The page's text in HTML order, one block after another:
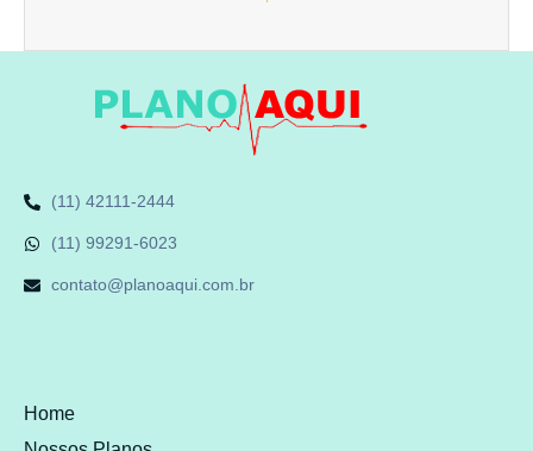
(11) 42111-2444
(11) 99291-6023
contato@planoaqui.com.br
Home